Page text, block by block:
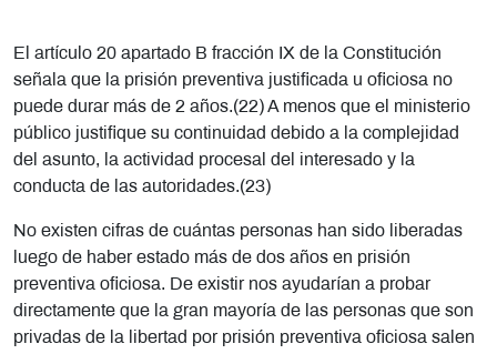
El artículo 20 apartado B fracción IX de la Constitución
señala que la prisión preventiva justificada u oficiosa no
puede durar más de 2 años.(22) A menos que el ministerio
público justifique su continuidad debido a la complejidad
del asunto, la actividad procesal del interesado y la
conducta de las autoridades.(23)
No existen cifras de cuántas personas han sido liberadas
luego de haber estado más de dos años en prisión
preventiva oficiosa. De existir nos ayudarían a probar
directamente que la gran mayoría de las personas que son
privadas de la libertad por prisión preventiva oficiosa salen